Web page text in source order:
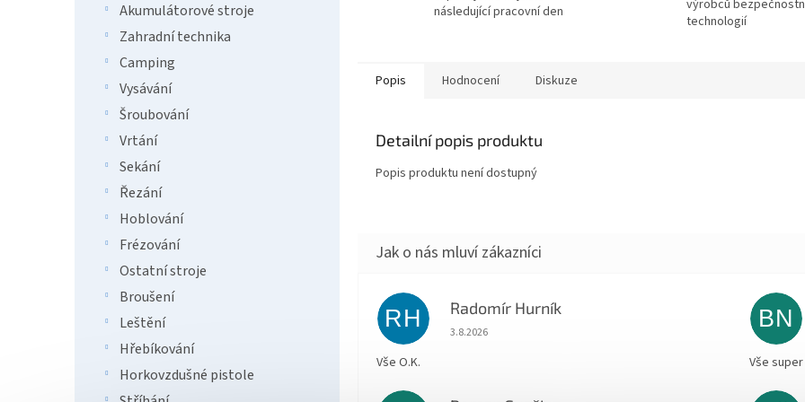
Akumulátorové stroje
Zahradní technika
Camping
Vysávání
Šroubování
Vrtání
Sekání
Řezání
Hoblování
Frézování
Ostatní stroje
Broušení
Leštění
Hřebíkování
Horkovzdušné pistole
následující pracovní den
výrobců
technologií
Popis Hodnocení Diskuze
Detailní popis produktu
Popis produktu není dostupný
RH Radomír Hurník
Hodnocení obchodu je 5 z 5 hvězdiček.
3.8.2026
Vše O.K.
BN
Vše